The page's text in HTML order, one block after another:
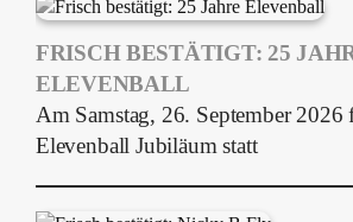
FRISCH BESTÄTIGT: 25
ELEVENBALL
Am Samstag, 26. September 2026
Elevenball Jubiläum statt